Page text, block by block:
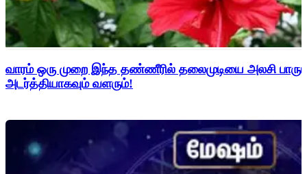
வாரம் ஒரு முறை இந்த தண்ணீரில் தலைமுடியை அலசி
அடர்த்தியாகவும் வளரும்!